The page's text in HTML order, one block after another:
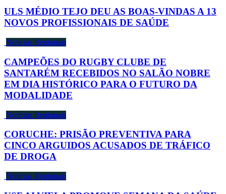
ULS MÉDIO TEJO DEU AS BOAS-VINDAS A 13
NOVOS PROFISSIONAIS DE SAÚDE
Notícias Regionais
CAMPEÕES DO RUGBY CLUBE DE
SANTARÉM RECEBIDOS NO SALÃO NOBRE
EM DIA HISTÓRICO PARA O FUTURO DA
MODALIDADE
Notícias Regionais
CORUCHE: PRISÃO PREVENTIVA PARA
CINCO ARGUIDOS ACUSADOS DE TRÁFICO
DE DROGA
Notícias Regionais